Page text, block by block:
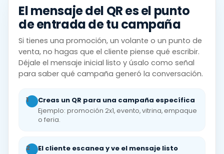
El mensaje del QR es el punto
de entrada de tu campaña
Si tienes una promoción, un volante o un punto de
venta, no hagas que el cliente piense qué escribir.
Déjale el mensaje inicial listo y úsalo como señal
para saber qué campaña generó la conversación.
1 Creas un QR para una campaña específica
Ejemplo: promoción 2x1, evento, vitrina, empaque
o feria.
2 El cliente escanea y ve el mensaje listo